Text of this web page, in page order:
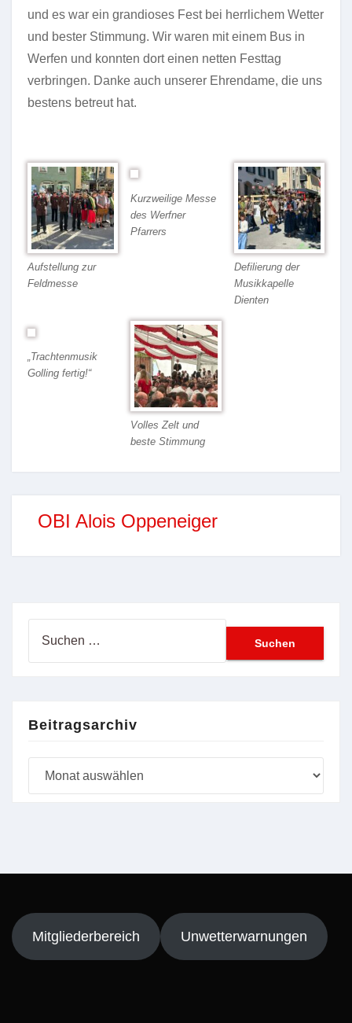
und es war ein grandioses Fest bei herrlichem Wetter
und bester Stimmung. Wir waren mit einem Bus in
Werfen und konnten dort einen netten Festtag
verbringen. Danke auch unserer Ehrendame, die uns
bestens betreut hat.
Aufstellung zur
Feldmesse
Kurzweilige Messe
des Werfner
Pfarrers
Defilierung der
Musikkapelle
Dienten
„Trachtenmusik
Golling fertig!“
Volles Zelt und
beste Stimmung
OBI Alois Oppeneiger
Beitragsarchiv
Mitgliederbereich Unwetterwarnungen